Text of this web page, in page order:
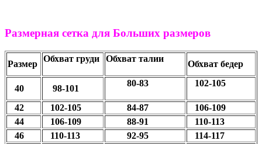
Размерная сетка для Больших размеров
Размер
Обхват груди Обхват талии
Обхват бедер
40 98-101
80-83 102-105
42 102-105 84-87
106-109
44
106-109 88-91
110-113
46
110-113 92-95
114-117